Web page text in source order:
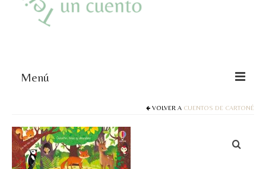
Menú
Juegos y puzles
Materiales de juego
VOLVER A CUENTOS DE CARTONÉ